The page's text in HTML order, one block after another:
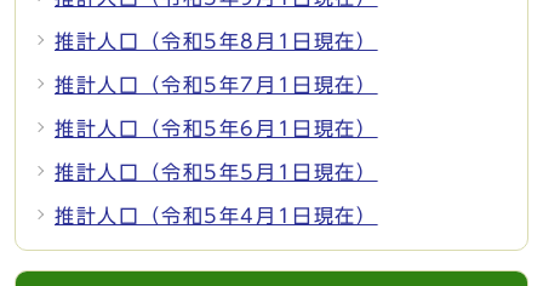
推計人口（令和5年8月1日現在）
推計人口（令和5年7月1日現在）
推計人口（令和5年6月1日現在）
推計人口（令和5年5月1日現在）
推計人口（令和5年4月1日現在）